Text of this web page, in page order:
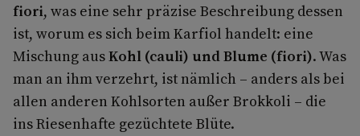
fiori, was eine sehr präzise Beschreibung dessen
ist, worum es sich beim Karfiol handelt: eine
Mischung ausKohl (cauli) und Blume (fiori). Was
man an ihm verzehrt, ist nämlich – anders als bei
allen anderen Kohlsorten außer Brokkoli – die
ins Riesenhafte gezüchtete Blüte.